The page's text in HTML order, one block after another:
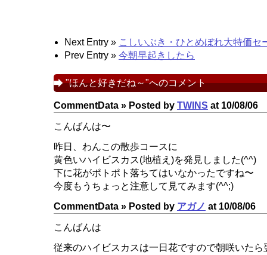
Next Entry » こしいぶき・ひとめぼれ大特価セ
Prev Entry » 今朝早起きしたら
"ほんと好きだね～"へのコメント
CommentData » Posted by TWINS at 10/08/06
こんばんは〜
昨日、わんこの散歩コースに
黄色いハイビスカス(地植え)を発見しました(^^)
下に花がポトポト落ちてはいなかったですね〜
今度もうちょっと注意して見てみます(^^;)
CommentData » Posted by アガノ at 10/08/06
こんばんは
従来のハイビスカスは一日花ですので朝咲いたら